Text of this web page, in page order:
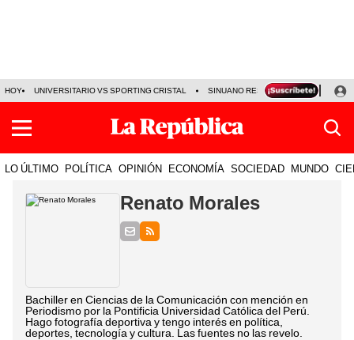
HOY UNIVERSITARIO VS SPORTING CRISTAL SINUANO RESULTADOS HOY
LO ÚLTIMO POLÍTICA OPINIÓN ECONOMÍA SOCIEDAD MUNDO
Renato Morales
Bachiller en Ciencias de la Comunicación con mención en
Periodismo por la Pontificia Universidad Católica del Perú.
Hago fotografía deportiva y tengo interés en política,
deportes, tecnología y cultura. Las fuentes no las revelo.